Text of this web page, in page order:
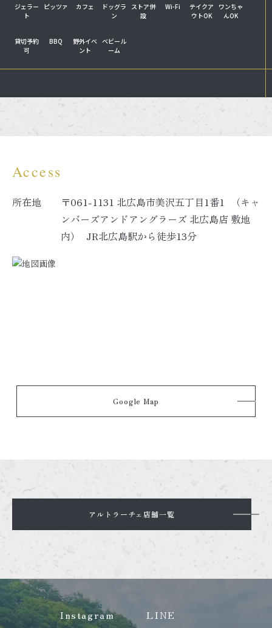
ジェラー
ト
ピッツァ カフェ
ドッグラ
ン
ストア併
設
Wi-Fi
テイクア
ウトOK
ワンちゃ
んOK
貸切予約
可
BBQ
野外イベ
ント
ベビール
ーム
Access
所在地
〒061-1131 北広島市美沢五丁目1番1 （キャ
ンバーズアンドアングラーズ 北広島店 敷地
内） JR北広島駅から徒歩13分
Google Map
アルトラーチェ店舗一覧
Instagram LINE